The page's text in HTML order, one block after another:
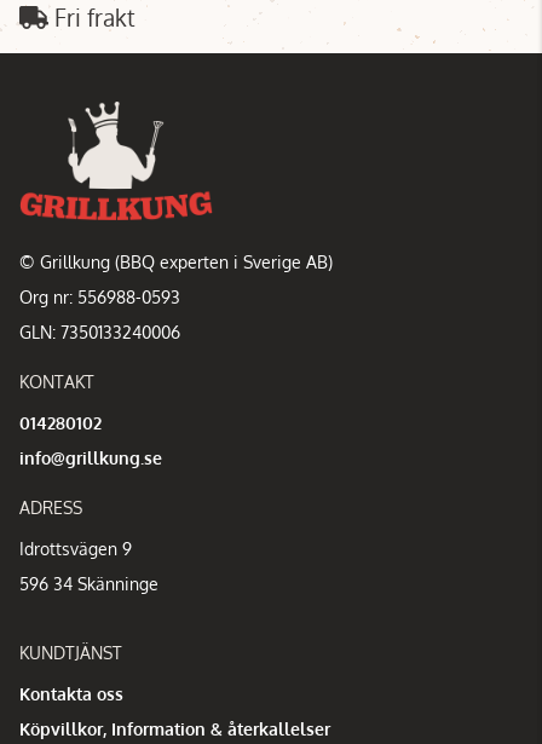
Fri frakt
© Grillkung (BBQ experten i Sverige AB)
Org nr: 556988-0593
GLN: 7350133240006
KONTAKT
014280102
info@grillkung.se
ADRESS
Idrottsvägen 9
596 34 Skänninge
KUNDTJÄNST
Kontakta oss
Köpvillkor, Information & återkallelser